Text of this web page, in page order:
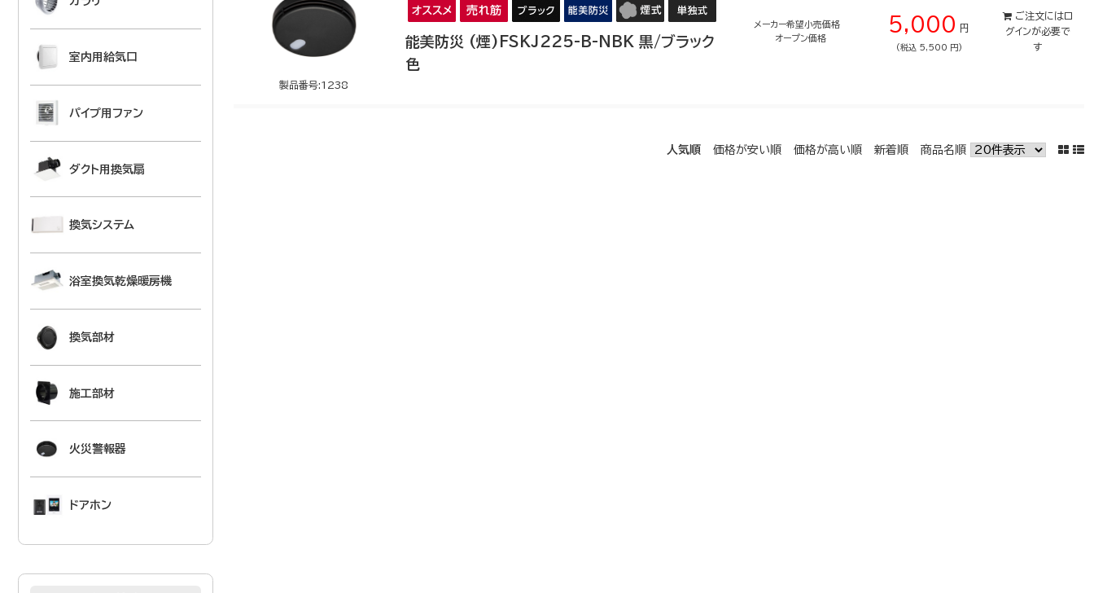
室内用給気口
パイプ用ファン
ダクト用換気扇
換気システム
浴室換気乾燥暖房機
換気部材
施工部材
火災警報器
ドアホン
製品番号:1238
能美防災 (煙)FSKJ225-B-NBK 黒/ブラック
色
メーカー希望小売価格
オープン価格
5,000 円
(税込 5,500 円)
ご注文にはロ
グインが必要で
す
人気順 価格が安い順 価格が高い順 新着順 商品名順